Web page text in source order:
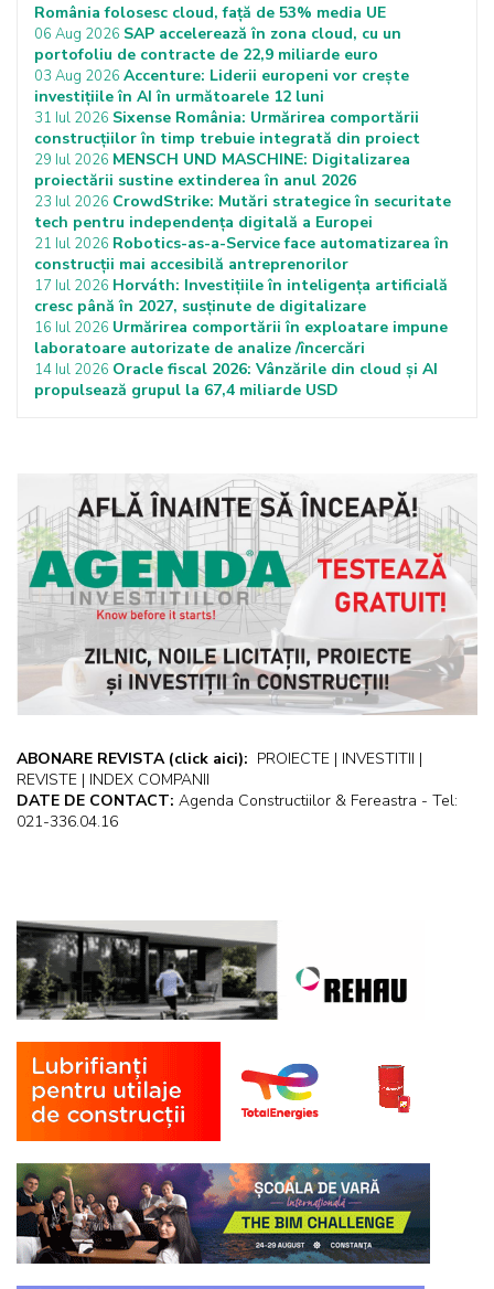
România folosesc cloud, față de 53% media UE
06 Aug 2026 SAP accelerează în zona cloud, cu un
portofoliu de contracte de 22,9 miliarde euro
03 Aug 2026 Accenture: Liderii europeni vor crește
investițiile în AI în următoarele 12 luni
31 Iul 2026 Sixense România: Urmărirea comportării
construcțiilor în timp trebuie integrată din proiect
29 Iul 2026 MENSCH UND MASCHINE: Digitalizarea
proiectării sustine extinderea în anul 2026
23 Iul 2026 CrowdStrike: Mutări strategice în securitate
tech pentru independența digitală a Europei
21 Iul 2026 Robotics-as-a-Service face automatizarea în
construcții mai accesibilă antreprenorilor
17 Iul 2026 Horváth: Investițiile în inteligența artificială
cresc până în 2027, susținute de digitalizare
16 Iul 2026 Urmărirea comportării în exploatare impune
laboratoare autorizate de analize /încercări
14 Iul 2026 Oracle fiscal 2026: Vânzările din cloud și AI
propulsează grupul la 67,4 miliarde USD
ABONARE REVISTA (click aici): PROIECTE | INVESTITII |
REVISTE | INDEX COMPANII
DATE DE CONTACT: Agenda Constructiilor & Fereastra - Tel:
021-336.04.16